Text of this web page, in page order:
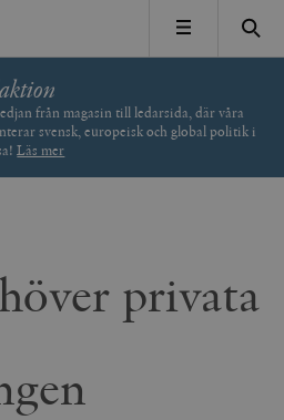
MENY
från magasin till ledarsida, där våra
svensk, europeisk och global politik i
Läs mer
privata